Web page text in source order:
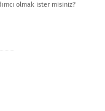
olmak ister misiniz?